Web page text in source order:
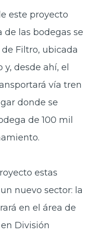
este proyecto
de las bodegas se
Filtro, ubicada
desde ahí, el
vía tren
donde se
de 100 mil
estas
nuevo sector: la
en el área de
División